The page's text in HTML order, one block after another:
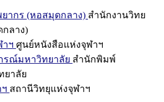
ากร (หอสมุดกลาง) สำนักงานวิทย
ลาง)
ฯ ศูนย์หนังสือแห่งจุฬาฯ
รณ์มหาวิทยาลัย สำนักพิมพ์
ยาลัย
สถานีวิทยุแห่งจุฬาฯ